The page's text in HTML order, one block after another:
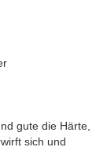
gute die Härte,
sich und